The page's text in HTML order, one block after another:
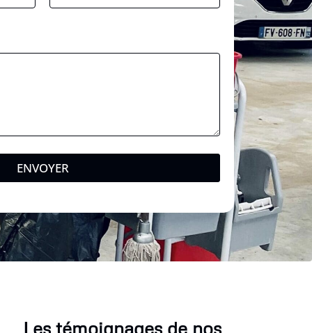
ENVOYER
Les témoignages de nos